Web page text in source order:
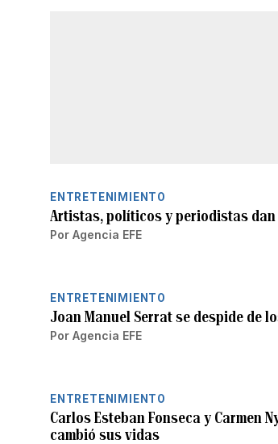
ENTRETENIMIENTO
Artistas, políticos y periodistas
Por Agencia EFE
ENTRETENIMIENTO
Joan Manuel Serrat se despide de
Por Agencia EFE
ENTRETENIMIENTO
Carlos Esteban Fonseca y Carmen
cambió sus vidas